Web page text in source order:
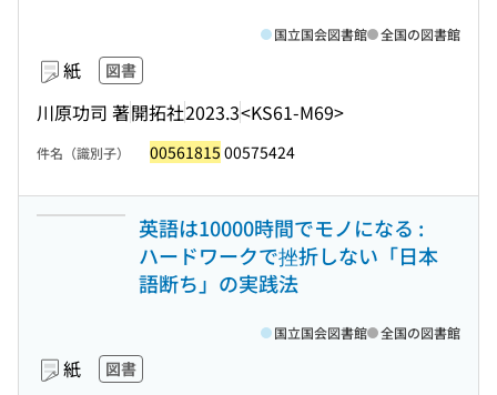
紙 図書
川原功司 著開拓社2023.3<KS61-M69>
国立国会図書館 全国の図書館
件名（識別子） 00561815 00575424
英語は10000時間でモノになる :
ハードワークで挫折しない「日本
語断ち」の実践法
紙 図書
国立国会図書館 全国の図書館